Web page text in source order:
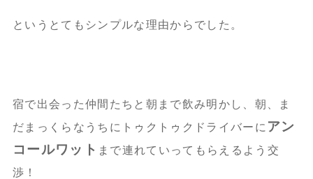
というとてもシンプルな理由からでした。
宿で出会った仲間たちと朝まで飲み明かし、朝、ま
だまっくらなうちにトゥクトゥクドライバーに アン
コールワット まで連れていってもらえるよう交
渉！